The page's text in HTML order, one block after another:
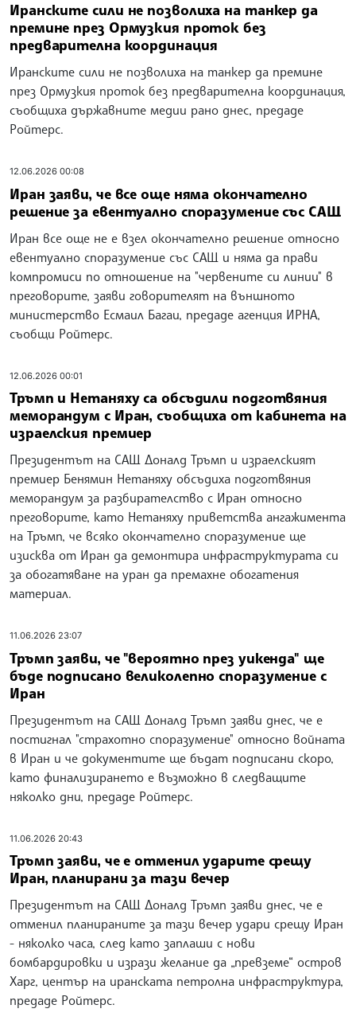
Иранските сили не позволиха на танкер да
премине през Ормузкия проток без
предварителна координация
Иранските сили не позволиха на танкер да премине
през Ормузкия проток без предварителна координация,
съобщиха държавните медии рано днес, предаде
Ройтерс.
12.06.2026 00:08
Иран заяви, че все още няма окончателно
решение за евентуално споразумение със САЩ
Иран все още не е взел окончателно решение относно
евентуално споразумение със САЩ и няма да прави
компромиси по отношение на "червените си линии" в
преговорите, заяви говорителят на външното
министерство Есмаил Багаи, предаде агенция ИРНА,
съобщи Ройтерс.
12.06.2026 00:01
Тръмп и Нетаняху са обсъдили подготвяния
меморандум с Иран, съобщиха от кабинета на
израелския премиер
Президентът на САЩ Доналд Тръмп и израелският
премиер Бенямин Нетаняху обсъдиха подготвяния
меморандум за разбирателство с Иран относно
преговорите, като Нетаняху приветства ангажимента
на Тръмп, че всяко окончателно споразумение ще
изисква от Иран да демонтира инфраструктурата си
за обогатяване на уран да премахне обогатения
материал.
11.06.2026 23:07
Тръмп заяви, че "вероятно през уикенда" ще
бъде подписано великолепно споразумение с
Иран
Президентът на САЩ Доналд Тръмп заяви днес, че е
постигнал "страхотно споразумение" относно войната
в Иран и че документите ще бъдат подписани скоро,
като финализирането е възможно в следващите
няколко дни, предаде Ройтерс.
11.06.2026 20:43
Тръмп заяви, че е отменил ударите срещу
Иран, планирани за тази вечер
Президентът на САЩ Доналд Тръмп заяви днес, че е
отменил планираните за тази вечер удари срещу Иран
- няколко часа, след като заплаши с нови
бомбардировки и изрази желание да „превземе“ остров
Харг, център на иранската петролна инфраструктура,
предаде Ройтерс.